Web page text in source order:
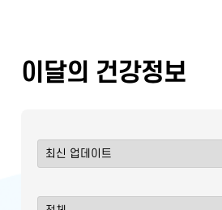
이달의 건강정보